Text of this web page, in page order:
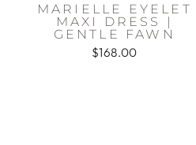
MARIELLE EYELET
MAXI DRESS |
GENTLE FAWN
$168.00